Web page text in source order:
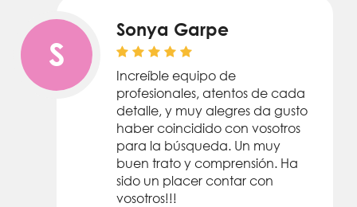
S
Sonya Garpe
Increíble equipo de
profesionales, atentos de cada
detalle, y muy alegres da gusto
haber coincidido con vosotros
para la búsqueda. Un muy
buen trato y comprensión. Ha
sido un placer contar con
vosotros!!!